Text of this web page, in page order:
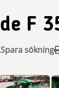
F
Spara sökning